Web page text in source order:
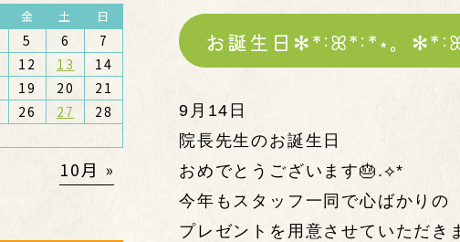
お誕生日✻*˸ꕤ*˸*⋆。
9月14日
院長先生のお誕生日
おめでとうございます🎂.︎︎⟡*
今年もスタッフ一同で心ばかりの
プレゼントを用意させていただ
金 土 日
5 6
7
12 13
14
19 20
21
26 27
28
10月 »